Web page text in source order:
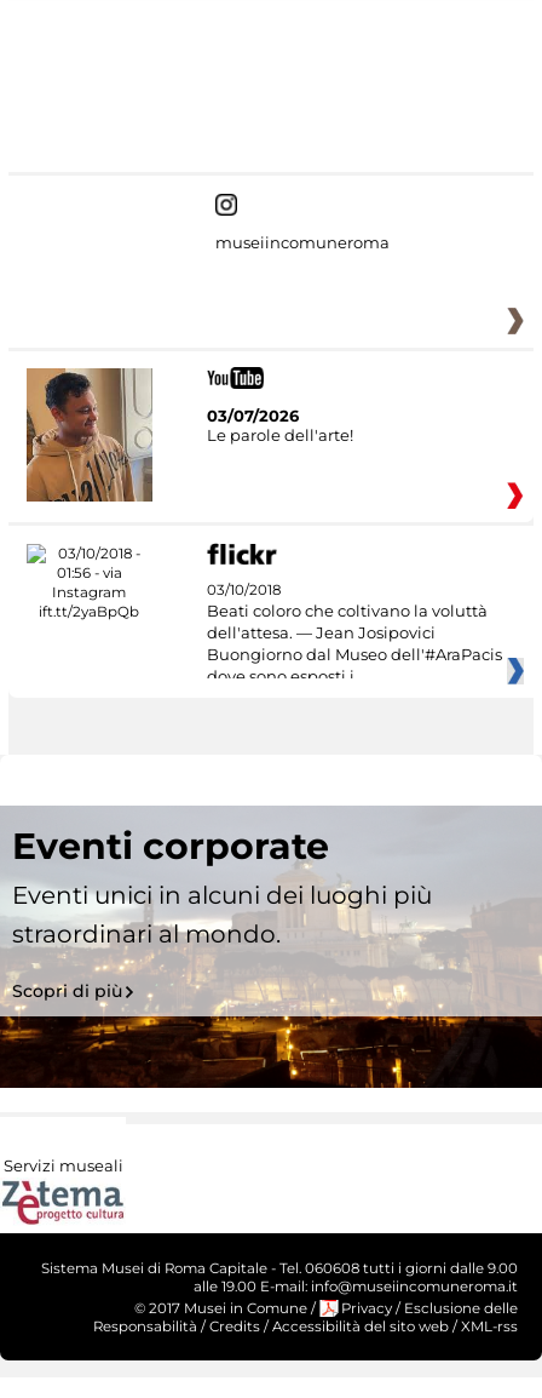
museiincomuneroma
03/07/2026
Le parole dell'arte!
03/10/2018
Beati coloro che coltivano la voluttà
dell'attesa. — Jean Josipovici
Buongiorno dal Museo dell'#AraPacis
dove sono esposti i
Eventi corporate
Eventi unici in alcuni dei luoghi più
straordinari al mondo.
Scopri di più
Servizi museali
Sistema Musei di Roma Capitale - Tel. 060608 tutti i giorni dalle 9.00
alle 19.00 E-mail: info@museiincomuneroma.it
© 2017 Musei in Comune / Privacy / Esclusione delle
Responsabilità / Credits / Accessibilità del sito web / XML-rss